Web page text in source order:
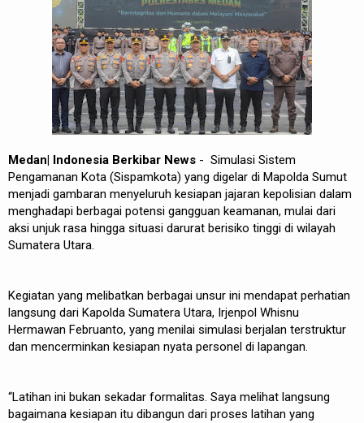
Medan| Indonesia Berkibar News - Simulasi Sistem
Pengamanan Kota (Sispamkota) yang digelar di Mapolda Sumut
menjadi gambaran menyeluruh kesiapan jajaran kepolisian dalam
menghadapi berbagai potensi gangguan keamanan, mulai dari
aksi unjuk rasa hingga situasi darurat berisiko tinggi di wilayah
Sumatera Utara.
Kegiatan yang melibatkan berbagai unsur ini mendapat perhatian
langsung dari Kapolda Sumatera Utara, Irjenpol Whisnu
Hermawan Februanto, yang menilai simulasi berjalan terstruktur
dan mencerminkan kesiapan nyata personel di lapangan.
“Latihan ini bukan sekadar formalitas. Saya melihat langsung
bagaimana kesiapan itu dibangun dari proses latihan yang